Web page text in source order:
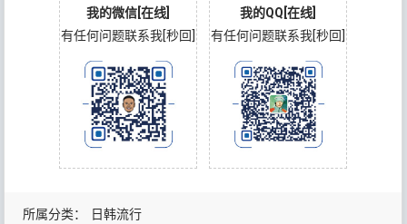
所属分类： 日韩流行
我的微信[在线]
有任何问题联系我[秒回]
我的QQ[在线]
有任何问题联系我[秒回]